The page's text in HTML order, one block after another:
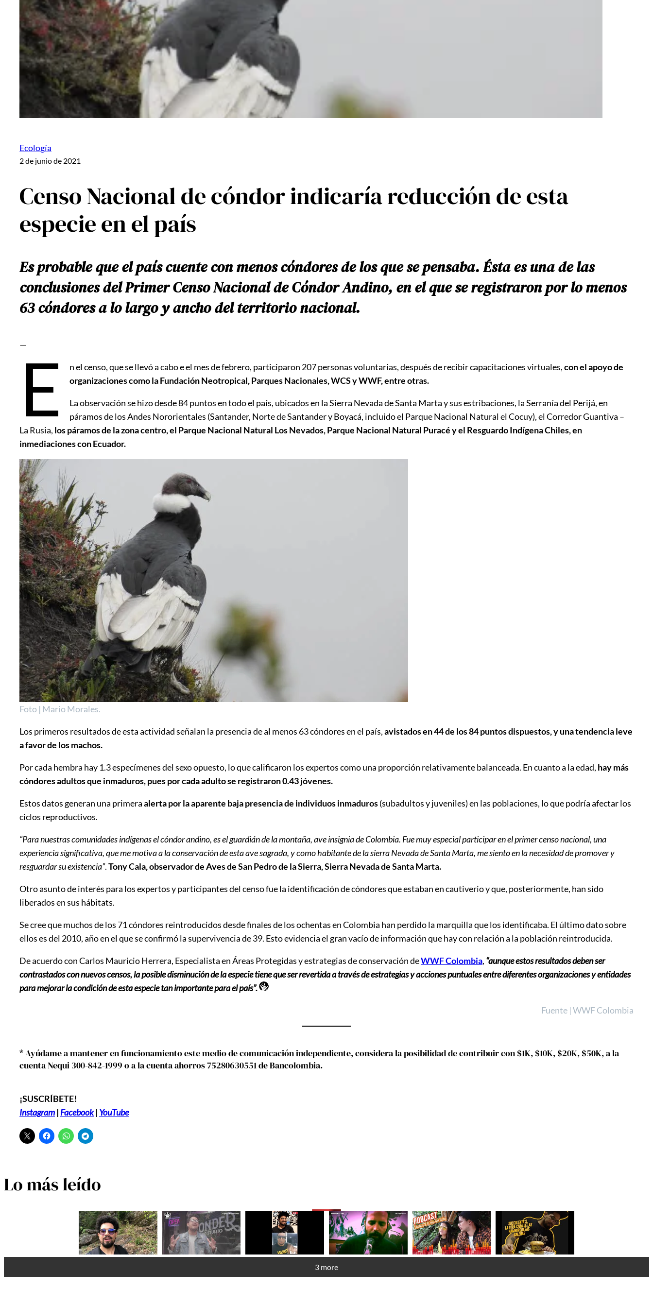
Ecología
2 de junio de 2021
Censo Nacional de cóndor indicaría reducción de esta
especie en el país
Es probable que el país cuente con menos cóndores de los que se pensaba. Ésta es una de las
conclusiones del Primer Censo Nacional de Cóndor Andino, en el que se registraron por lo menos
63 cóndores a lo largo y ancho del territorio nacional.
—E n el censo, que se llevó a cabo e el mes de febrero, participaron 207 personas voluntarias, después de recibir capacitaciones virtuales,con el apoyo de
organizaciones como la Fundación Neotropical, Parques Nacionales, WCS y WWF, entre otras.
La observación se hizo desde 84 puntos en todo el país, ubicados en la Sierra Nevada de Santa Marta y sus estribaciones, la Serranía del Perijá, en
páramos de los Andes Nororientales (Santander, Norte de Santander y Boyacá, incluido el Parque Nacional Natural el Cocuy), el Corredor Guantiva –
La Rusia, los páramos de la zona centro, el Parque Nacional Natural Los Nevados, Parque Nacional Natural Puracé y el Resguardo Indígena Chiles, en
inmediaciones con Ecuador.
Foto | Mario Morales.
Los primeros resultados de esta actividad señalan la presencia de al menos 63 cóndores en el país,avistados en 44 de los 84 puntos dispuestos, y una tendencia leve
a favor de los machos.
Por cada hembra hay 1.3 especímenes del sexo opuesto, lo que calificaron los expertos como una proporción relativamente balanceada. En cuanto a la edad, hay más
cóndores adultos que inmaduros, pues por cada adulto se registraron 0.43 jóvenes.
Estos datos generan una primeraalerta por la aparente baja presencia de individuos inmaduros(subadultos y juveniles) en las poblaciones, lo que podría afectar los
ciclos reproductivos.
“Para nuestras comunidades indígenas el cóndor andino, es el guardián de la montaña, ave insignia de Colombia. Fue muy especial participar en el primer censo nacional, una
experiencia significativa, que me motiva a la conservación de esta ave sagrada, y como habitante de la sierra Nevada de Santa Marta, me siento en la necesidad de promover y
resguardar su existencia”.Tony Cala, observador de Aves de San Pedro de la Sierra, Sierra Nevada de Santa Marta.
Otro asunto de interés para los expertos y participantes del censo fue la identificación de cóndores que estaban en cautiverio y que, posteriormente, han sido
liberados en sus hábitats.
Se cree que muchos de los 71 cóndores reintroducidos desde finales de los ochentas en Colombia han perdido la marquilla que los identificaba. El último dato sobre
ellos es del 2010, año en el que se confirmó la supervivencia de 39. Esto evidencia el gran vacío de información que hay con relación a la población reintroducida.
De acuerdo con Carlos Mauricio Herrera, Especialista en Áreas Protegidas y estrategias de conservación deWWF Colombia, “aunque estos resultados deben ser
contrastados con nuevos censos, la posible disminución de la especie tiene que ser revertida a través de estrategias y acciones puntuales entre diferentes organizaciones y entidades
para mejorar la condición de esta especie tan importante para el país”.
Fuente | WWF Colombia
* Ayúdame a mantener en funcionamiento este medio de comunicación independiente, considera la posibilidad de contribuir con $1K, $10K, $20K, $50K, a la
cuenta Nequi 300-842-1999 o a la cuenta ahorros 75280630551 de Bancolombia.
¡SUSCRÍBETE!
Instagram| Facebook| YouTube
Lo más leído
3 more